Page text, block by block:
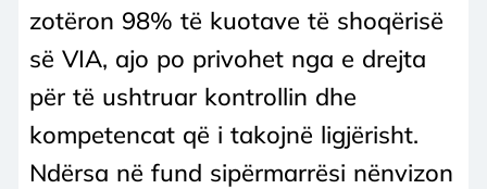
zotëron 98% të kuotave të shoqërisë
së VIA, ajo po privohet nga e drejta
për të ushtruar kontrollin dhe
kompetencat që i takojnë ligjërisht.
Ndërsa në fund sipërmarrësi nënvizon